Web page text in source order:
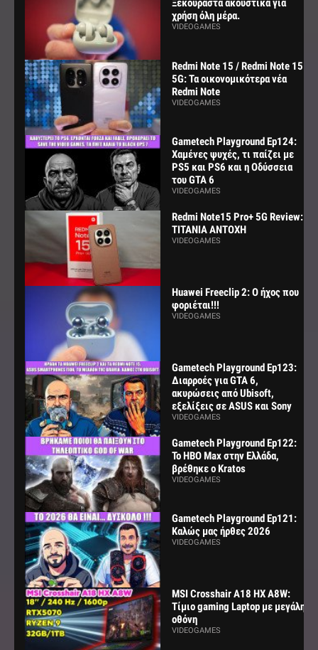
Ξεκούραστα ακουστικά για
χρήση όλη μέρα.
VIDEOGAMES
Redmi Note 15 / Redmi Note 15
5G: Τα οικονομικότερα νέα
Redmi Note
VIDEOGAMES
Gametech Playground Ep124:
Χαμένες ψυχές, τι παίζει με
PS5 και PS6 και η Οδύσσεια
του GTA 6
VIDEOGAMES
Redmi Note15 Pro+ 5G Review:
ΤΙΤΑΝΙΑ ΑΝΤΟΧΗ
VIDEOGAMES
Huawei Freeclip 2: Ο ήχος που
φοριέται!!!
VIDEOGAMES
Gametech Playground Ep123:
Διαρροές για GTA 6,
ακυρώσεις από Ubisoft,
εξελίξεις σε ASUS και Sony
VIDEOGAMES
Gametech Playground Ep122:
Το HBO Max στην Ελλάδα,
βρέθηκε ο Kratos
VIDEOGAMES
Gametech Playground Ep121:
Καλώς μας ήρθες 2026
VIDEOGAMES
MSI Crosshair A18 HX A8W:
Τίμιο gaming Laptop με μεγάλη
οθόνη
VIDEOGAMES